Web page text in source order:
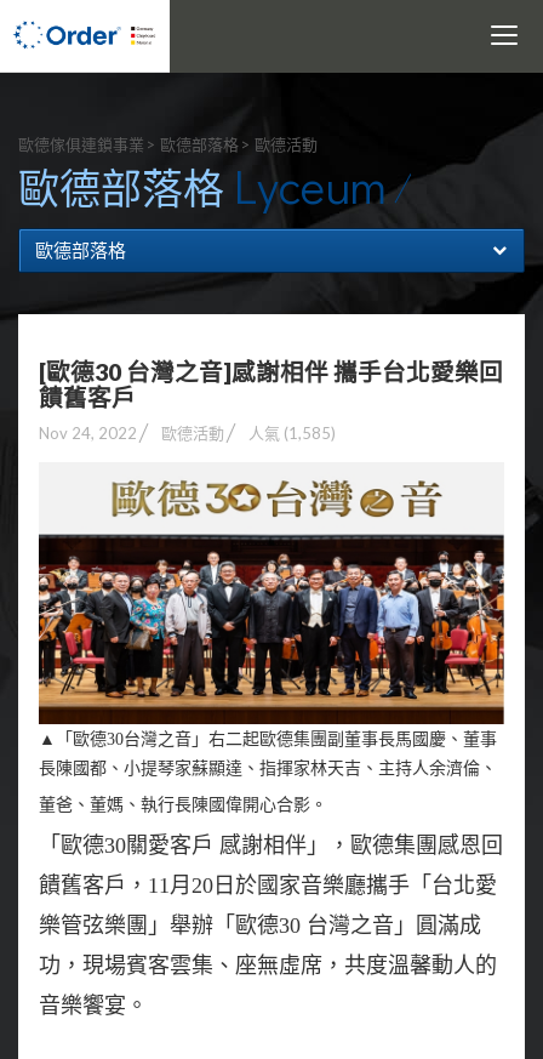
Toggle
歐德傢俱連鎖事業 歐德部落格 歐德活動
歐德部落格 Lyceum
歐德部落格
[歐德30 台灣之音]感謝相伴 攜手台北愛樂回
饋舊客戶
Nov 24, 2022 歐德活動 人氣 (1,585)
▲
「歐德30台灣之音」右二起歐德集團副董事長馬國慶、董事
長陳國都、小提琴家蘇顯達、指揮家林天吉、主持人余濟倫、
董爸、董媽、執行長陳國偉開心合影。
「歐德30關愛客戶 感謝相伴」，歐德集團感恩回
饋舊客戶，11月20日於國家音樂廳攜手「台北愛
樂管弦樂團」舉辦「歐德30 台灣之音」圓滿成
功，現場賓客雲集、座無虛席，共度溫馨動人的
音樂饗宴。